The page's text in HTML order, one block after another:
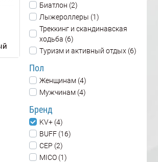
Биатлон (2)
Лыжероллеры (1)
Треккинг и скандинавская
ходьба (6)
Туризм и активный отдых (6)
Пол
Женщинам (4)
Мужчинам (4)
Бренд
KV+ (4)
BUFF (16)
CEP (2)
MICO (1)